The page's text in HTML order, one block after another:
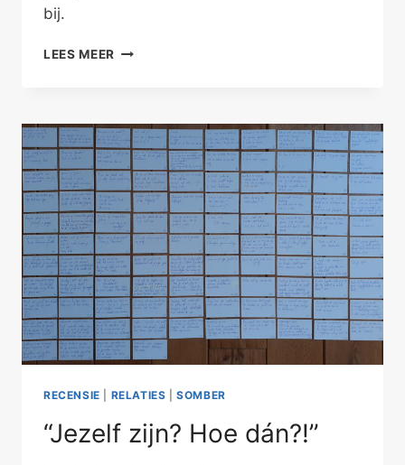
bij.
LEES MEER DAAR
ACHTER
RECENSIE RELATIES |SOMBER
“Jezelf zijn? Hoe dán?!”